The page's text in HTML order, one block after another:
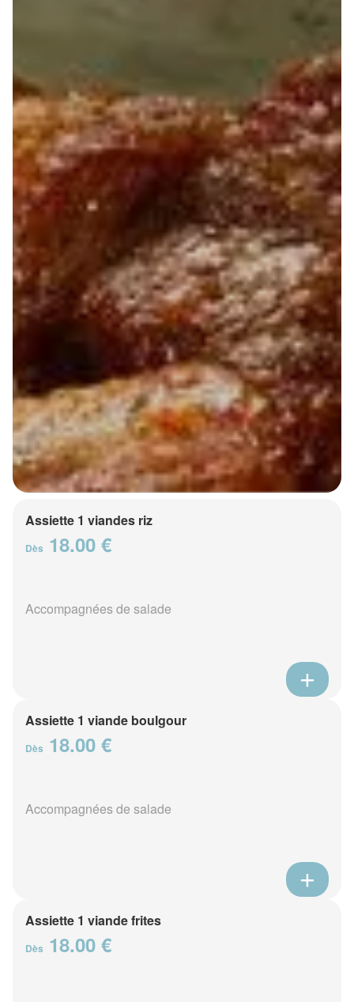
Assiette 1 viandes riz
Dès 18.00 €
Accompagnées de salade
Assiette 1 viande boulgour
Dès 18.00 €
Accompagnées de salade
Assiette 1 viande frites
Dès 18.00 €